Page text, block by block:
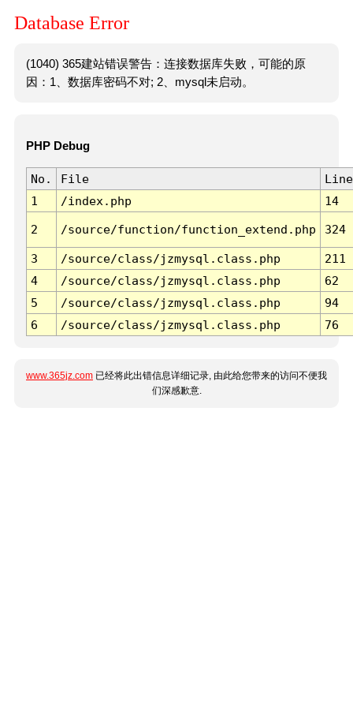
Database Error
(1040) 365建站错误警告：连接数据库失败，可能的原
因：1、数据库密码不对; 2、mysql未启动。
PHP Debug
No. File
Line
1
/index.php 14
2 /source/function/function_extend.php 324
3 /source/class/jzmysql.class.php
211
4
/source/class/jzmysql.class.php
62
5
/source/class/jzmysql.class.php
94
6
/source/class/jzmysql.class.php 76
www.365jz.com 已经将此出错信息详细记录, 由此给您带来的访问不便我
们深感歉意.